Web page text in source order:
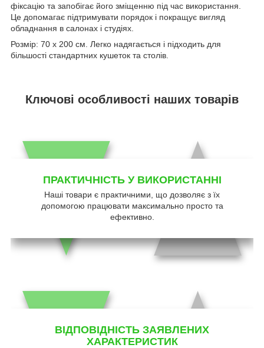
фіксацію та запобігає його зміщенню під час використання.
Це допомагає підтримувати порядок і покращує вигляд
обладнання в салонах і студіях.
Розмір: 70 х 200 см. Легко надягається і підходить для
більшості стандартних кушеток та столів.
Ключові особливості наших товарів
ПРАКТИЧНІСТЬ У ВИКОРИСТАННІ
Наші товари є практичними, що дозволяє з їх
допомогою працювати максимально просто та
ефективно.
ВІДПОВІДНІСТЬ ЗАЯВЛЕНИХ
ХАРАКТЕРИСТИК